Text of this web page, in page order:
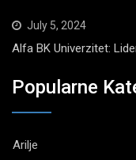
July 5, 2024
Alfa BK Univerzitet:
Popularne
Arilje